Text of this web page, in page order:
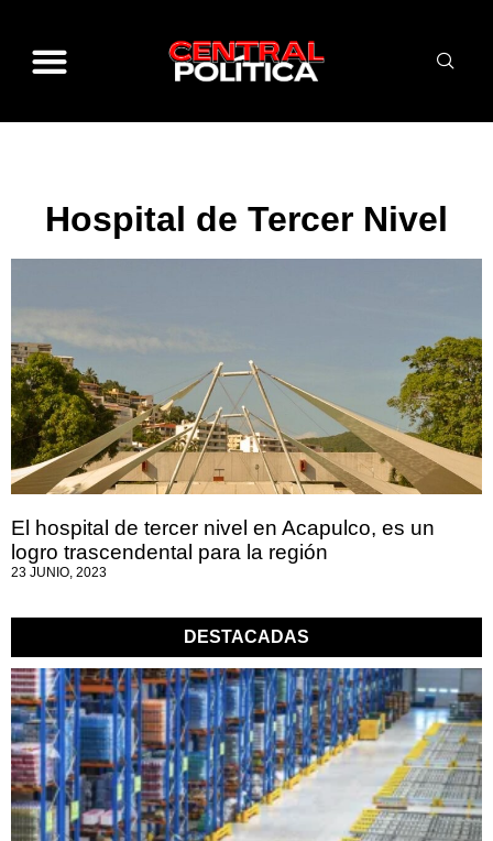
Hospital de Tercer Nivel
El hospital de tercer nivel en Acapulco, es un
logro trascendental para la región
23 JUNIO, 2023
DESTACADAS